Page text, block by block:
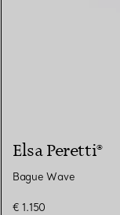
Elsa Peretti®
Bague Wave
€ 1.150